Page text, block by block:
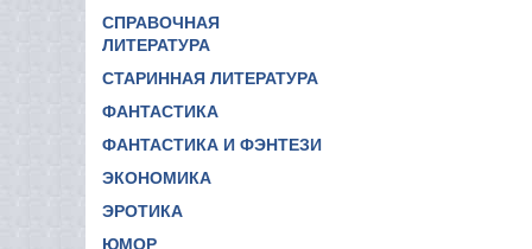
СПРАВОЧНАЯ
ЛИТЕРАТУРА
СТАРИННАЯ ЛИТЕРАТУРА
ФАНТАСТИКА
ФАНТАСТИКА И ФЭНТЕЗИ
ЭКОНОМИКА
ЭРОТИКА
ЮМОР